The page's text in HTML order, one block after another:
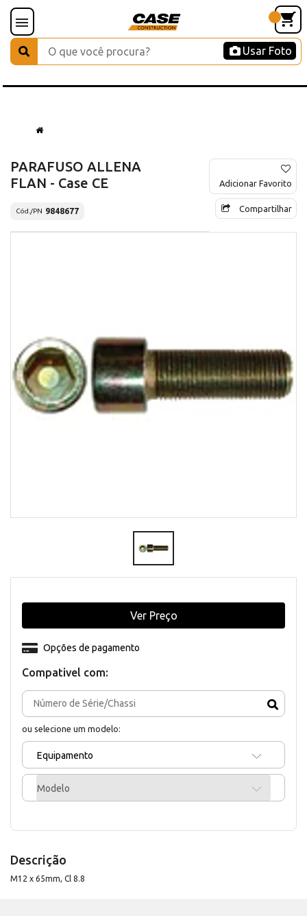
Usar Foto
PARAFUSO ALLENA
FLAN - Case CE
Cód./PN 9848677
Adicionar Favorito
Compartilhar
Compativel com:
ou selecione um modelo:
Equipamento
Modelo
Opções de pagamento
Ver Preço
Descrição
M12 x 65mm, Cl 8.8